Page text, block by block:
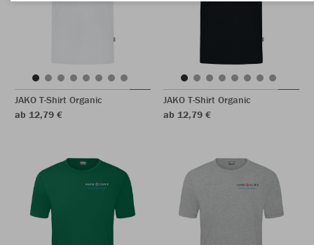
JAKO T-Shirt Organic
ab 12,79 €
JAKO T-Shirt Organic
ab 12,79 €